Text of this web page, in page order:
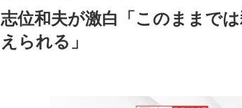
志位和夫が激白「このままで
えられる」